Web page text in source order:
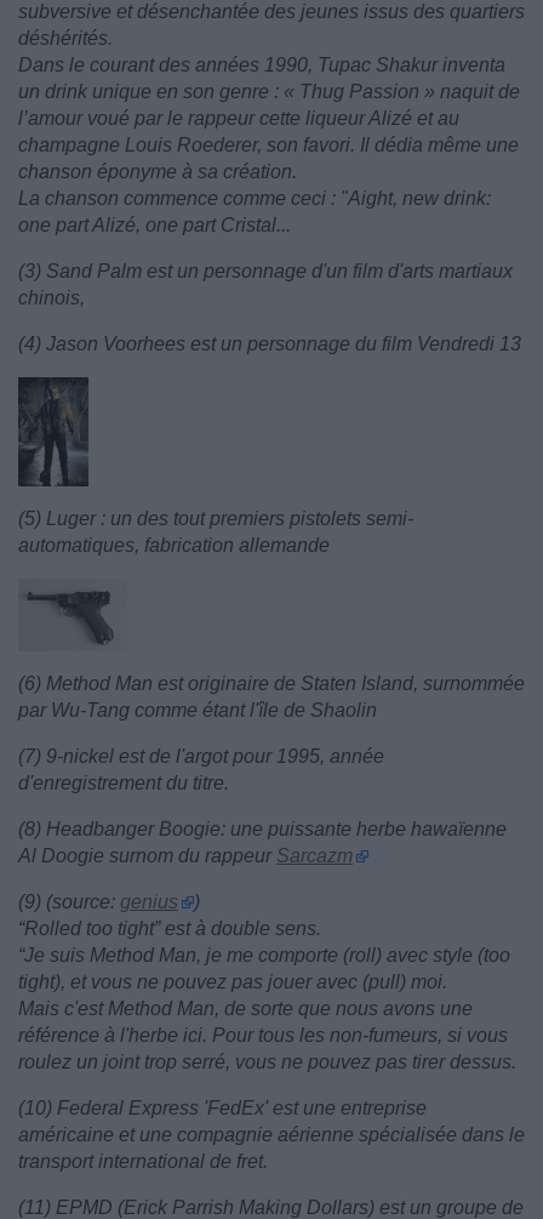
subversive et désenchantée des jeunes issus des quartiers
déshérités.
Dans le courant des années 1990, Tupac Shakur inventa
un drink unique en son genre : « Thug Passion » naquit de
l’amour voué par le rappeur cette liqueur Alizé et au
champagne Louis Roederer, son favori. Il dédia même une
chanson éponyme à sa création.
La chanson commence comme ceci : "Aight, new drink:
one part Alizé, one part Cristal...
(3) Sand Palm est un personnage d'un film d'arts martiaux
chinois,
(4) Jason Voorhees est un personnage du film Vendredi 13
(5) Luger : un des tout premiers pistolets semi-
automatiques, fabrication allemande
(6) Method Man est originaire de Staten Island, surnommée
par Wu-Tang comme étant l'île de Shaolin
(7) 9-nickel est de l'argot pour 1995, année
d'enregistrement du titre.
(8) Headbanger Boogie: une puissante herbe hawaïenne
Al Doogie surnom du rappeur Sarcazm
(9) (source: genius
)
“Rolled too tight” est à double sens.
“Je suis Method Man, je me comporte (roll) avec style (too
tight), et vous ne pouvez pas jouer avec (pull) moi.
Mais c'est Method Man, de sorte que nous avons une
référence à l'herbe ici. Pour tous les non-fumeurs, si vous
roulez un joint trop serré, vous ne pouvez pas tirer dessus.
(10) Federal Express 'FedEx' est une entreprise
américaine et une compagnie aérienne spécialisée dans le
transport international de fret.
(11) EPMD (Erick Parrish Making Dollars) est un groupe de